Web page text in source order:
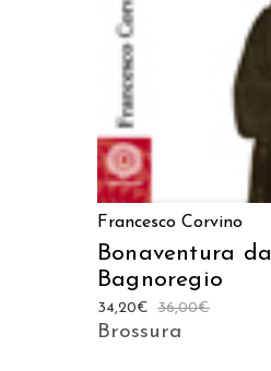
Francesco Corvino
Bonaventura da
Bagnoregio
36,00€
34,20€
Brossura